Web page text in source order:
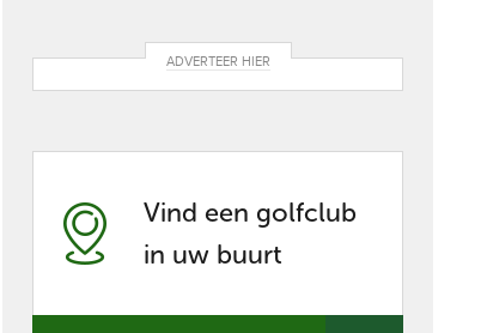
ADVERTEER HIER
Vind een golfclub
in uw buurt